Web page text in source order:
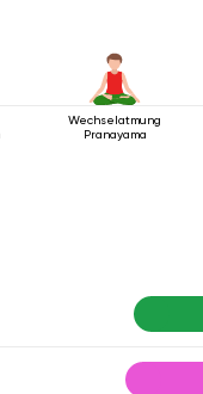
Wechselatmung
Pranayama